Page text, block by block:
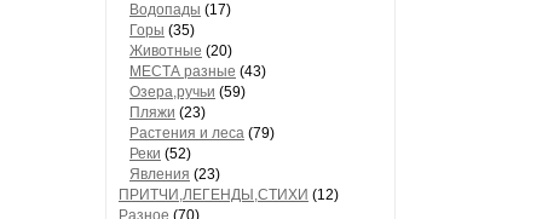
Водопады (17)
Горы (35)
Животные (20)
МЕСТА разные (43)
Озера,ручьи (59)
Пляжи (23)
Растения и леса (79)
Реки (52)
Явления (23)
ПРИТЧИ,ЛЕГЕНДЫ,СТИХИ (12)
Разное (70)